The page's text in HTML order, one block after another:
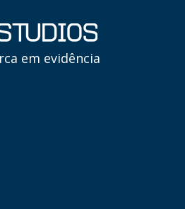
em evidência